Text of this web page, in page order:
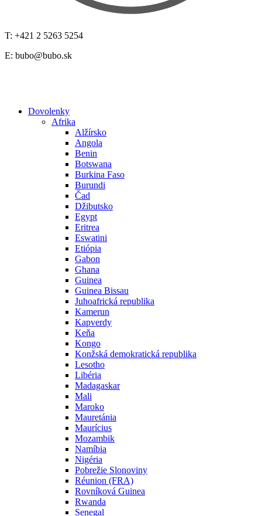
T: +421 2 5263 5254
E: bubo@bubo.sk
Dovolenky
Afrika
Alžírsko
Angola
Benin
Botswana
Burkina Faso
Burundi
Čad
Džibutsko
Egypt
Eritrea
Eswatini
Etiópia
Gabon
Ghana
Guinea
Guinea Bissau
Juhoafrická republika
Kamerun
Kapverdy
Keňa
Kongo
Konžská demokratická republika
Lesotho
Libéria
Madagaskar
Mali
Maroko
Mauretánia
Maurícius
Mozambik
Namíbia
Nigéria
Pobrežie Slonoviny
Réunion (FRA)
Rovníková Guinea
Rwanda
Senegal